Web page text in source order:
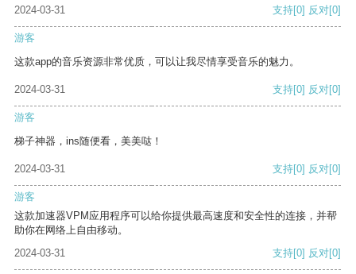
2024-03-31 支持[0] 反对[0]
游客
这款app的音乐资源非常优质，可以让我尽情享受音乐的魅力。
2024-03-31 支持[0] 反对[0]
游客
梯子神器，ins随便看，美美哒！
2024-03-31 支持[0] 反对[0]
游客
这款加速器VPM应用程序可以给你提供最高速度和安全性的连接，并帮
助你在网络上自由移动。
2024-03-31
支持[0] 反对[0]